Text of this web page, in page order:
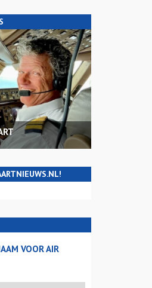
VOOR AIR